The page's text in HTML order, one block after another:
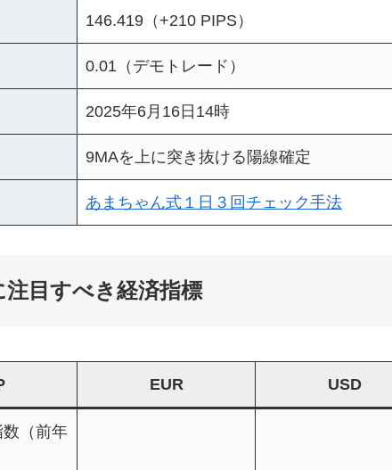
146.419（+210 PIPS）
0.01（デモトレード）
2025年6月16日14時
9MAを上に突き抜ける陽線確定
あまちゃん式１日３回チェック手法
注目すべき経済指標
EUR USD
（前年